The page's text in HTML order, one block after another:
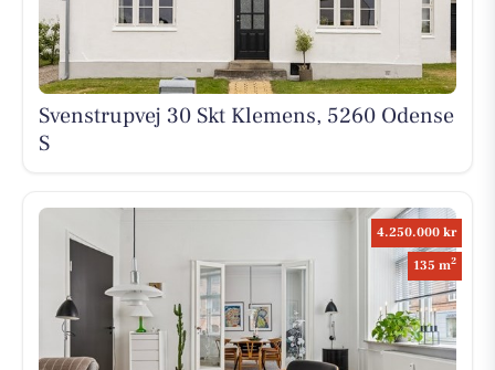
Svenstrupvej 30 Skt Klemens, 5260 Odense
S
4.250.000 kr
135 m2